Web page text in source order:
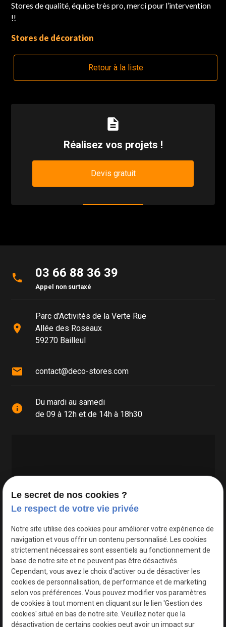
Stores de qualité, équipe très pro, merci pour l’intervention
!!
Stores de décoration
Retour à la liste
description
Réalisez vos projets !
Devis gratuit
phone 03 66 88 36 39
Appel non surtaxé
place
Parc d'Activités de la Verte Rue
Allée des Roseaux
59270 Bailleul
mail contact@deco-stores.com
info
Du mardi au samedi
de 09 à 12h et de 14h à 18h30
Google Maps Search API est désactivé.
Le secret de nos cookies ?
Le respect de votre vie privée
Notre site utilise des cookies pour améliorer votre expérience de
navigation et vous offrir un contenu personnalisé. Les cookies
strictement nécessaires sont essentiels au fonctionnement de
base de notre site et ne peuvent pas être désactivés.
Cependant, vous avez le choix d'activer ou de désactiver les
cookies de personnalisation, de performance et de marketing
selon vos préférences. Vous pouvez modifier vos paramètres
de cookies à tout moment en cliquant sur le lien 'Gestion des
cookies' situé en bas de notre site. Veuillez noter que la
désactivation de certains cookies peut avoir un impact sur